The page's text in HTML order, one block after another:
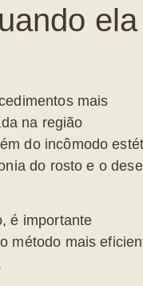
mais
na região
do incômodo
do rosto e o
é importante
método mais